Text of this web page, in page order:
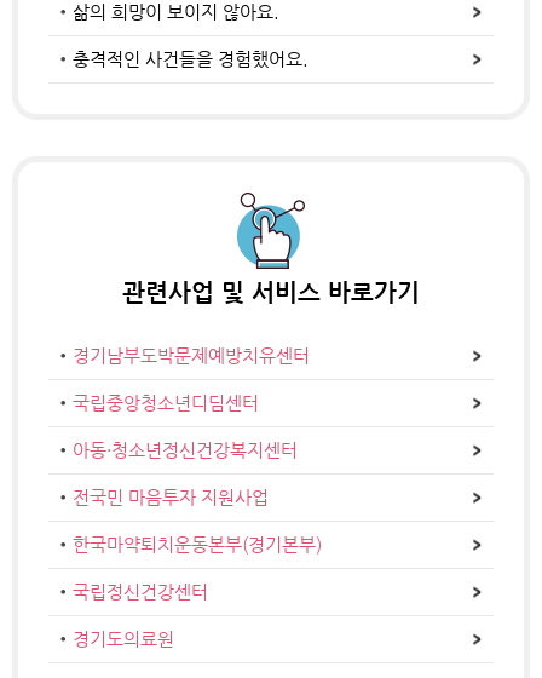
삶의 희망이 보이지 않아요.
충격적인 사건들을 경험했어요.
관련사업 및 서비스 바로가기
경기남부도박문제예방치유센터
국립중앙청소년디딤센터
아동·청소년정신건강복지센터
전국민 마음투자 지원사업
한국마약퇴치운동본부(경기본부)
국립정신건강센터
경기도의료원